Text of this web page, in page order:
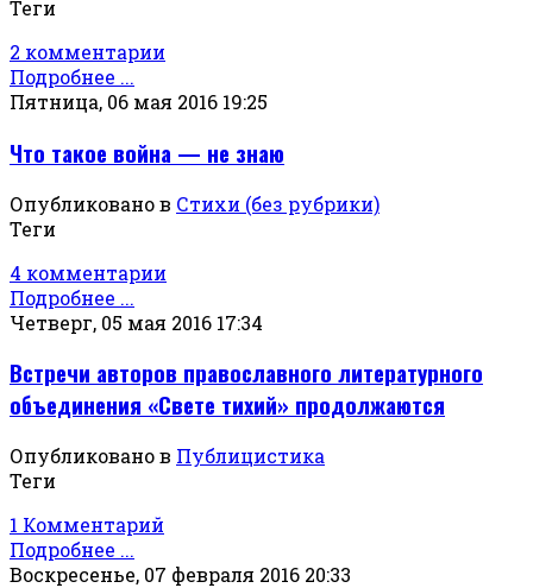
Теги
2 комментарии
Подробнее ...
Пятница, 06 мая 2016 19:25
Что такое война — не знаю
Опубликовано в Стихи (без рубрики)
Теги
4 комментарии
Подробнее ...
Четверг, 05 мая 2016 17:34
Встречи авторов православного литературного
объединения «Свете тихий» продолжаются
Опубликовано в Публицистика
Теги
1 Комментарий
Подробнее ...
Воскресенье, 07 февраля 2016 20:33